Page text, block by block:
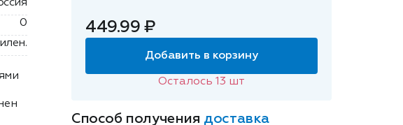
0 449.99 ₽
Добавить в корзину
Осталось13 шт
Способ получения доставка